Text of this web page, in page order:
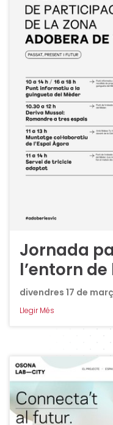
Jornada
l’entorn
divendres 17 de
Llegir Més